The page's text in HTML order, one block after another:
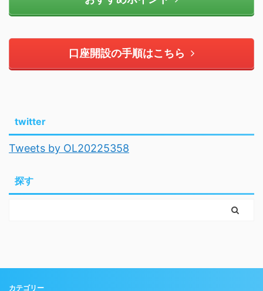
口座開設の手順はこちら
twitter
Tweets by OL20225358
探す
カテゴリー